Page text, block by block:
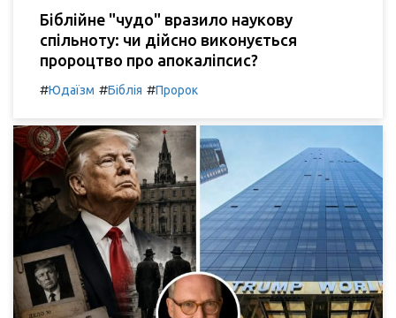
Біблійне "чудо" вразило наукову
спільноту: чи дійсно виконується
пророцтво про апокаліпсис?
#Юдаїзм #Біблія #Пророк